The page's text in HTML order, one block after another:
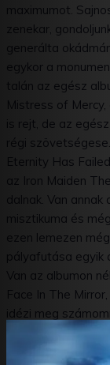
maximumot.
zenekar,
generálta
egykor a
talán az egész
Mistress of
is rejt, de az
régi
Eternity Has
az Iron Maiden
dalnak. Van
misztikuma és
ezen lemezen
pályafutása egyik
Van az albumon
Face In The
idézi meg
egységes
hangulat nem